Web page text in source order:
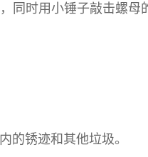
同时用小锤子敲击螺母
的锈迹和其他垃圾。